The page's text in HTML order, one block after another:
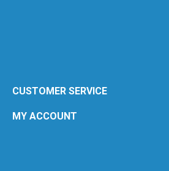
CUSTOMER SERVICE
MY ACCOUNT